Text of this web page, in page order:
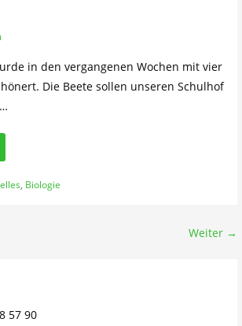
in den vergangenen Wochen mit vier
Die Beete sollen unseren Schulhof
, Biologie
Weiter →
57 90